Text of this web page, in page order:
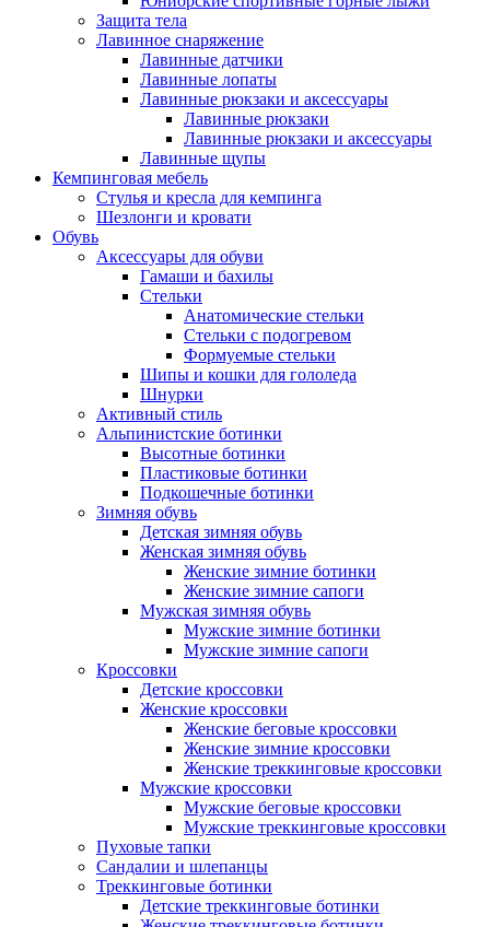
Защита тела
Лавинное снаряжение
Лавинные датчики
Лавинные лопаты
Лавинные рюкзаки и аксессуары
Лавинные рюкзаки
Лавинные рюкзаки и аксессуары
Лавинные щупы
Кемпинговая мебель
Стулья и кресла для кемпинга
Шезлонги и кровати
Обувь
Аксессуары для обуви
Гамаши и бахилы
Стельки
Анатомические стельки
Стельки с подогревом
Формуемые стельки
Шипы и кошки для гололеда
Шнурки
Активный стиль
Альпинистские ботинки
Высотные ботинки
Пластиковые ботинки
Подкошечные ботинки
Зимняя обувь
Детская зимняя обувь
Женская зимняя обувь
Женские зимние ботинки
Женские зимние сапоги
Мужская зимняя обувь
Мужские зимние ботинки
Мужские зимние сапоги
Кроссовки
Детские кроссовки
Женские кроссовки
Женские беговые кроссовки
Женские зимние кроссовки
Женские треккинговые кроссовки
Мужские кроссовки
Мужские беговые кроссовки
Мужские треккинговые кроссовки
Пуховые тапки
Сандалии и шлепанцы
Треккинговые ботинки
Детские треккинговые ботинки